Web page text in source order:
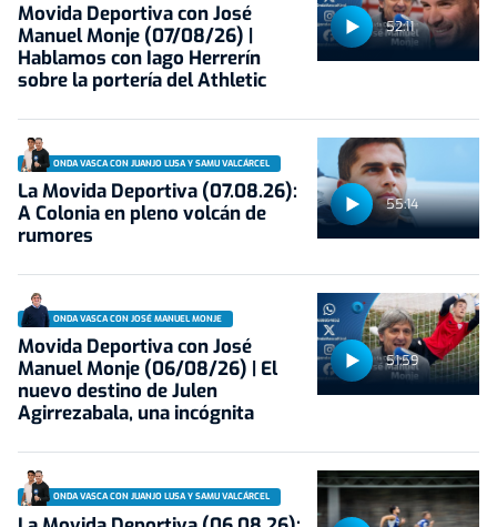
52:11
Movida Deportiva con José
Manuel Monje (07/08/26) |
Hablamos con Iago Herrerín
sobre la portería del Athletic
55:14
ONDA VASCA CON JUANJO LUSA Y SAMU VALCÁRCEL
La Movida Deportiva (07.08.26):
A Colonia en pleno volcán de
rumores
51:59
ONDA VASCA CON JOSÉ MANUEL MONJE
Movida Deportiva con José
Manuel Monje (06/08/26) | El
nuevo destino de Julen
Agirrezabala, una incógnita
ONDA VASCA CON JUANJO LUSA Y SAMU VALCÁRCEL